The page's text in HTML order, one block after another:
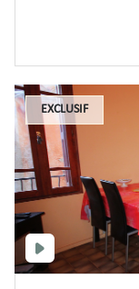
EXCLUSIF